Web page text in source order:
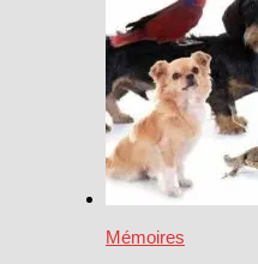
Mémoires